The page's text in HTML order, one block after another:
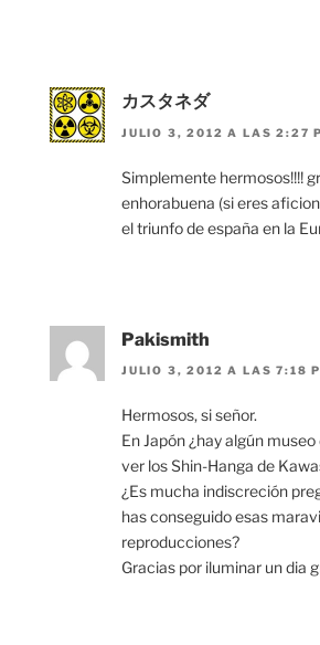
カスタネダ
JULIO 3, 2012 A LAS 2:27
Simplemente hermosos!!!!
enhorabuena (si eres
el triunfo de españa en la
Pakismith
JULIO 3, 2012 A LAS 7:18
Hermosos, si señor.
En Japón ¿hay algún
ver los Shin-Hanga de
¿Es mucha indiscreción
has conseguido esas
reproducciones?
Gracias por iluminar un dia